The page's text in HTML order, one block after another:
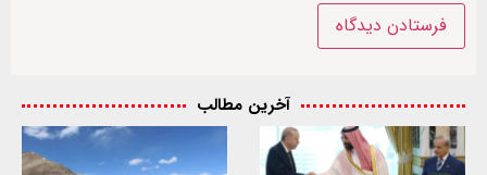
آخرین مطالب